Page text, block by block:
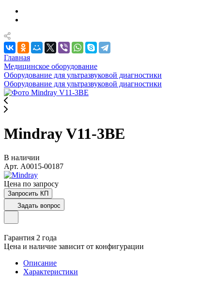
Главная
Медицинское оборудование
Оборудование для ультразвуковой диагностики
Оборудование для ультразвуковой диагностики
Mindray V11-3BE
В наличии
Арт. A0015-00187
Цена по запросу
Запросить КП
Задать вопрос
Гарантия 2 года
Цена и наличие зависит от конфигурации
Описание
Характеристики